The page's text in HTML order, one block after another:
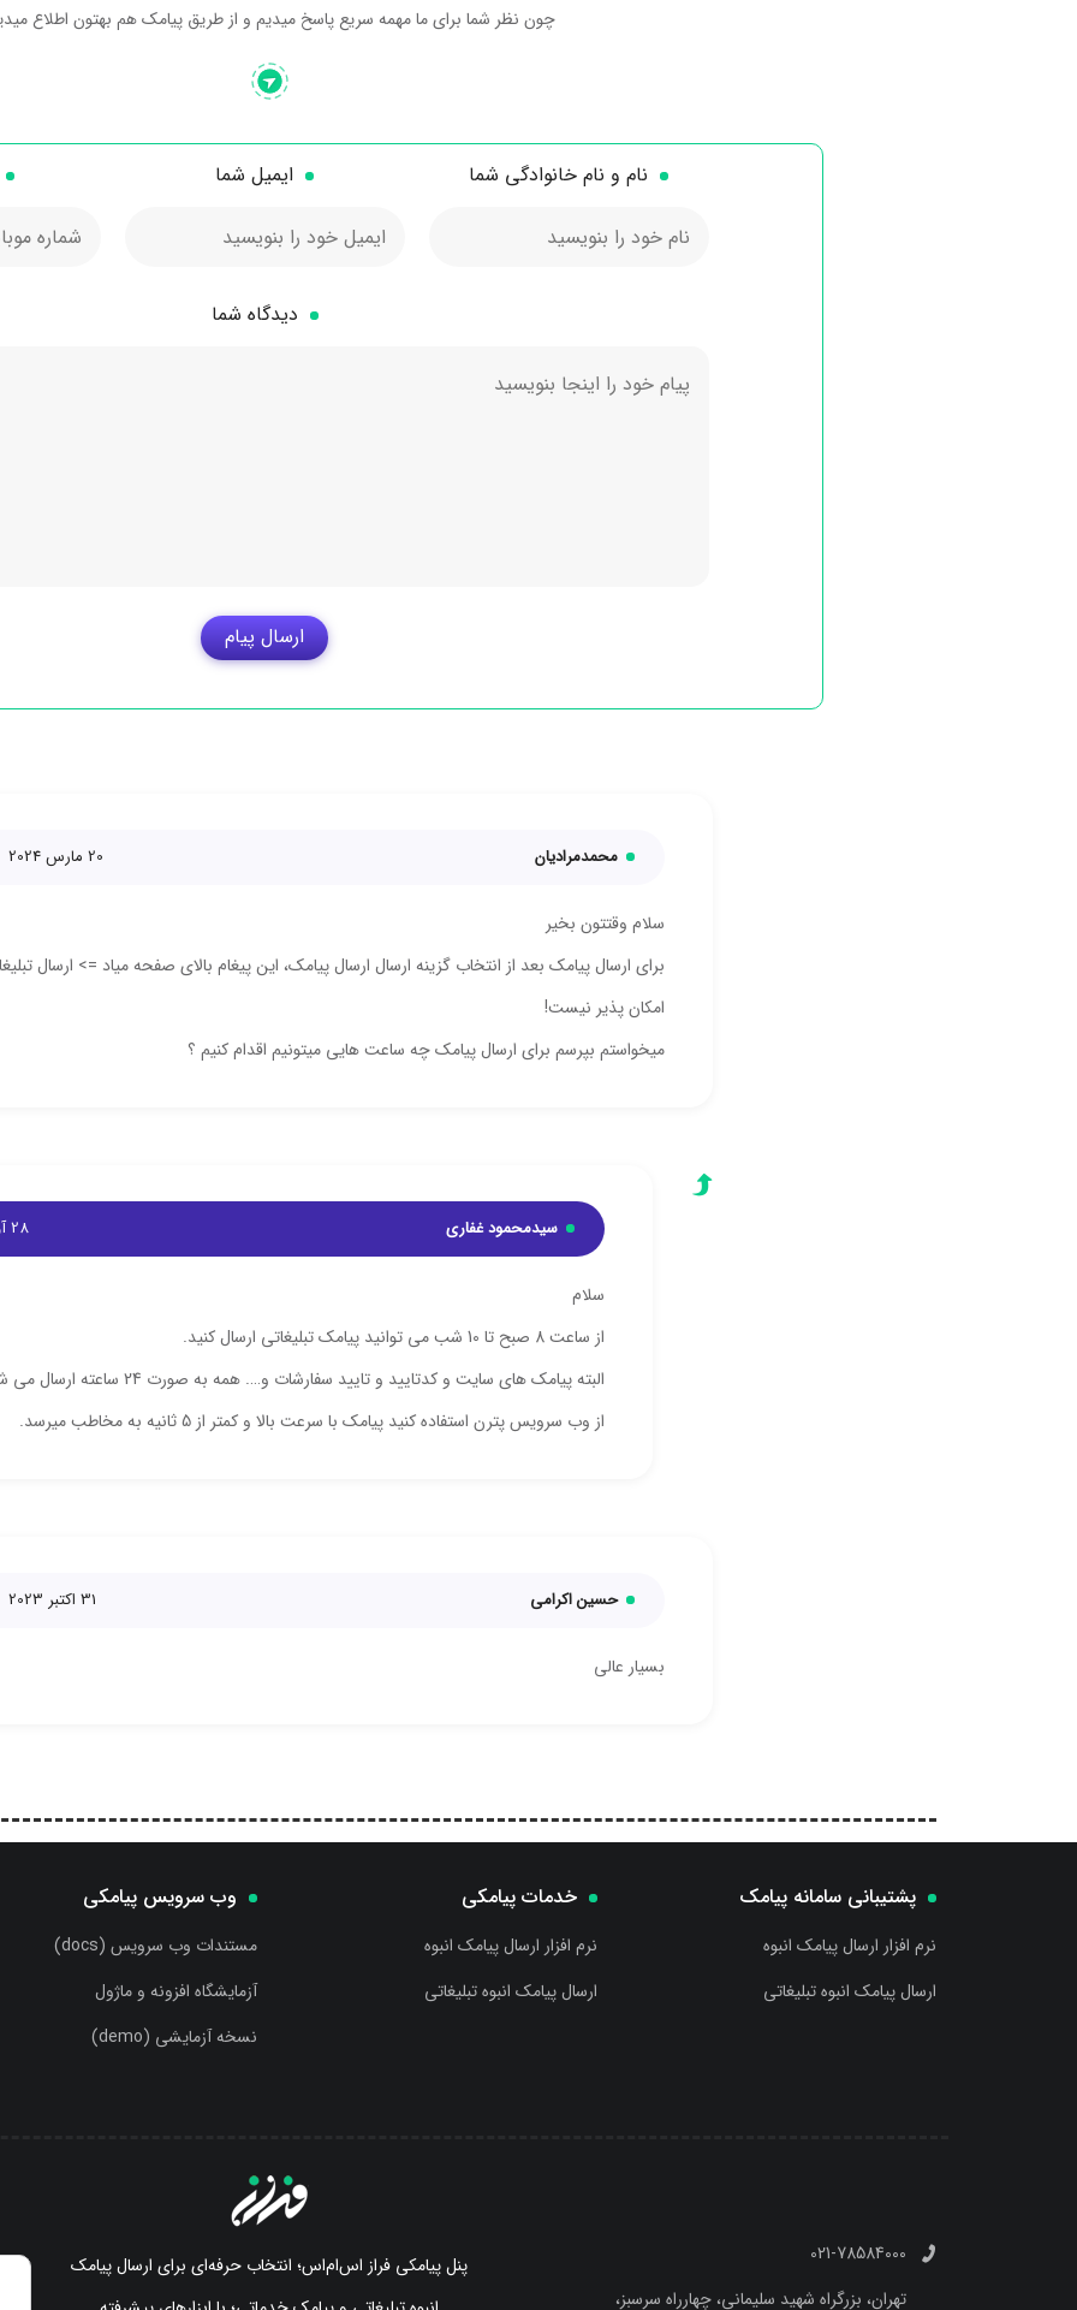
چون نظر شما برای ما مهمه سریع پاسخ میدیم و از طریق پیامک هم بهتون اطلاع
نام و نام خانوادگی شما ایمیل شما
دیدگاه شما
ارسال پیام
محمدمرادیان 20 مارس 2024
سلام وقتتون بخیر
برای ارسال پیامک بعد از انتخاب گزینه ارسال ارسال پیامک، این پیغام بالای صفحه میاد => ارسال
امکان پذیر نیست!
میخواستم بپرسم برای ارسال پیامک چه ساعت هایی میتونیم اقدام کنیم ؟
سیدمحمود غفاری 28 آوریل 2024
سلام
از ساعت 8 صبح تا 10 شب می توانید پیامک تبلیغاتی ارسال کنید.
البته پیامک های سایت و کدتایید و تایید
از وب سرویس پترن استفاده کنید پیامک با سرعت بالا و کمتر از 5 ثانیه به مخاطب میرسد.
حسین اکرامی 31 اکتبر 2023
بسیار عالی
پشتیبانی سامانه پیامک
نرم افزار ارسال پیامک انبوه
ارسال پیامک انبوه تبلیغاتی
خدمات پیامکی
نرم افزار ارسال پیامک انبوه
ارسال پیامک انبوه تبلیغاتی
وب سرویس پیامکی
مستندات وب سرویس (docs)
آزمایشگاه افزونه و ماژول
نسخه آزمایشی (demo)
021-78584000
تهران، بزرگراه شهید سلیمانی، چهارراه سرسبز،
پنل پیامکی فراز اس‌ام‌اس؛ انتخاب حرفه‌ای برای ارسال پیامک